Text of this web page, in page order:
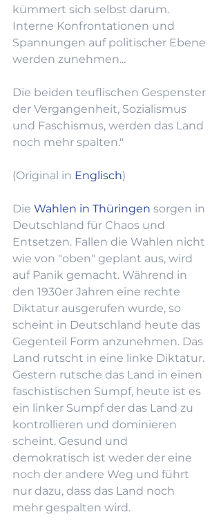
kümmert sich selbst darum.
Interne Konfrontationen und
Spannungen auf politischer Ebene
werden zunehmen...
Die beiden teuflischen Gespenster
der Vergangenheit, Sozialismus
und Faschismus, werden das Land
noch mehr spalten."
(Original in Englisch)
Die Wahlen in Thüringen sorgen in
Deutschland für Chaos und
Entsetzen. Fallen die Wahlen nicht
wie von "oben" geplant aus, wird
auf Panik gemacht. Während in
den 1930er Jahren eine rechte
Diktatur ausgerufen wurde, so
scheint in Deutschland heute das
Gegenteil Form anzunehmen. Das
Land rutscht in eine linke Diktatur.
Gestern rutsche das Land in einen
faschistischen Sumpf, heute ist es
ein linker Sumpf der das Land zu
kontrollieren und dominieren
scheint. Gesund und
demokratisch ist weder der eine
noch der andere Weg und führt
nur dazu, dass das Land noch
mehr gespalten wird.